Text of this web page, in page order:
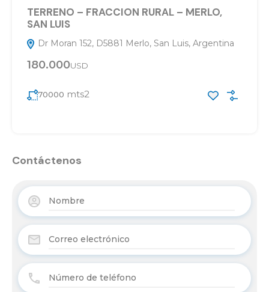
TERRENO – FRACCION RURAL – MERLO,
SAN LUIS
Dr Moran 152, D5881 Merlo, San Luis, Argentina
180.000USD
70000 mts2
Contáctenos